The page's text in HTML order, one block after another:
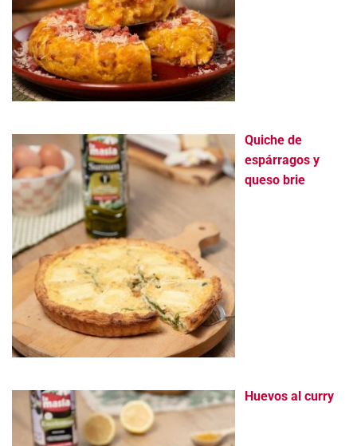
Quiche de
espárragos y
queso brie
Huevos al curry